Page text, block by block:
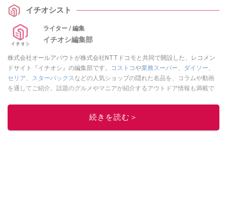
イチオシスト
ライター / 編集
イチオシ編集部
株式会社オールアバウトが株式会社NTTドコモと共同で開設した、レコメン
ドサイト『イチオシ』の編集部です。
コストコや業務スーパー ダイソー
セリア
スターバックス などの人気ショップの隠れた名品を、コラムや動画
を通してご紹介。話題のグルメやマニアが紹介するアウトドア情報も満載で
レビューしています。毎日トレンド情報をお届けしているので、ぜひ
してください！続きを読む＞